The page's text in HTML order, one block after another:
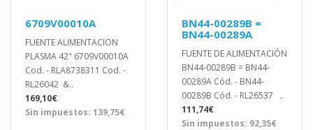
6709V00010A
FUENTE ALIMENTACION
PLASMA 42" 6709V00010A
Cod. - RLA8738311 Cod. -
RL26042 &..
169,10€
Sin impuestos: 139,75€
BN44-00289B =
BN44-00289A
FUENTE DE ALIMENTACIÓN
BN44-00289B = BN44-
00289A Cód. - BN44-
00289B Cód. - RL26537 ..
111,74€
Sin impuestos: 92,35€